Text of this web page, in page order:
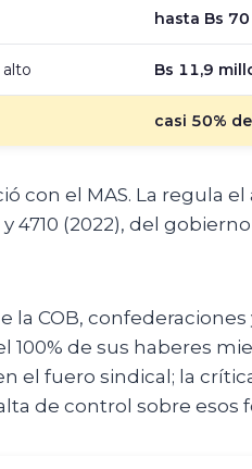
hasta Bs
Bs 11,9
casi 50%
con el MAS. La regula
4710 (2022), del
la COB, confederaciones
de sus haberes
el fuero sindical; la
de control sobre esos